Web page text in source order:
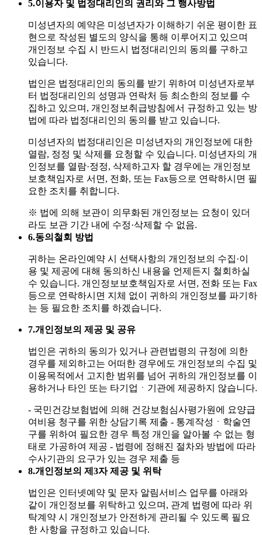
5.이용자 및 법정대리인의 권리와 그 행사방법
미성년자의 예약은 미성년자가 이해하기 쉬운 평이한 표
현으로 작성된 별도의 양식을 통해 이루어지고 있으며
개인정보 수집 시 반드시 법정대리인의 동의를 구하고
있습니다.
법인은 법정대리인의 동의를 받기 위하여 미성년자로부
터 법정대리인의 성명과 연락처 등 최소한의 정보를 수
집하고 있으며, 개인정보취급방침에서 규정하고 있는 방
법에 따라 법정대리인의 동의를 받고 있습니다.
미성년자의 법정대리인은 미성년자의 개인정보에 대한
열람, 정정 및 삭제를 요청할 수 있습니다. 미성년자의 개
인정보를 열람·정정, 삭제하고자 할 경우에는 개인정보
보호책임자로 서면, 전화, 또는 Fax등으로 연락하시면 필
요한 조치를 취합니다.
※ 법에 의해 보관이 의무화된 개인정보는 요청이 있더
라도 보관 기간 내에 수정·삭제할 수 없음.
6.동의철회 방법
귀하는 온라인예약 시 선택사항의 개인정보의 수집·이
용 및 제공에 대해 동의하신 내용을 언제든지 철회하실
수 있습니다. 개인정보보호책임자로 서면, 전화 또는 Fax
등으로 연락하시면 지체 없이 귀하의 개인정보를 파기하
는 등 필요한 조치를 하겠습니다.
7.개인정보의 제공 및 공유
법인은 귀하의 동의가 있거나 관련법령의 규정에 의한
경우를 제외하고는 어떠한 경우에도 개인정보의 수집 및
이용목적에서 고지한 범위를 넘어 귀하의 개인정보를 이
용하거나 타인 또는 타기업ㆍ기관에 제공하지 않습니다.
- 국민건강보험법에 의해 건강보험심사평가원에 요양급
여비용 청구를 위한 상담기록 제출 - 통계작성ㆍ학술연
구를 위하여 필요한 경우 특정 개인을 알아볼 수 없는 형
태로 가공하여 제공 - 법령에 정해진 절차와 방법에 따라
수사기관의 요구가 있는 경우 제출 등
8.개인정보의 제3자 제공 및 위탁
법인은 인터넷예약 및 문자 알림서비스 업무를 아래와
같이 개인정보를 위탁하고 있으며, 관계 법령에 따라 위
탁계약 시 개인정보가 안전하게 관리될 수 있도록 필요
한 사항을 규정하고 있습니다.